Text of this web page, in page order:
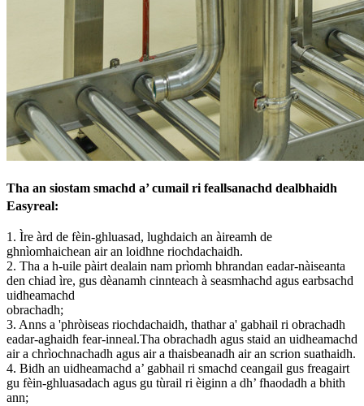
Tha an siostam smachd a’ cumail ri feallsanachd dealbhaidh
Easyreal:
1. Ìre àrd de fèin-ghluasad, lughdaich an àireamh de
ghnìomhaichean air an loidhne riochdachaidh.
2. Tha a h-uile pàirt dealain nam prìomh bhrandan eadar-nàiseanta
den chiad ìre, gus dèanamh cinnteach à seasmhachd agus earbsachd
uidheamachd
obrachadh;
3. Anns a 'phròiseas riochdachaidh, thathar a' gabhail ri obrachadh
eadar-aghaidh fear-inneal.Tha obrachadh agus staid an uidheamachd
air a chrìochnachadh agus air a thaisbeanadh air an scrion suathaidh.
4. Bidh an uidheamachd a’ gabhail ri smachd ceangail gus freagairt
gu fèin-ghluasadach agus gu tùrail ri èiginn a dh’ fhaodadh a bhith
ann;